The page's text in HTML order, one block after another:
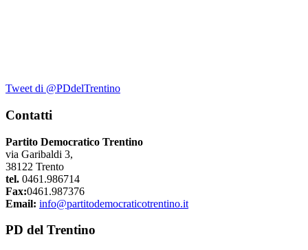
Tweet di @PDdelTrentino
Contatti
Partito Democratico Trentino
via Garibaldi 3,
38122 Trento
tel. 0461.986714
Fax:0461.987376
Email: info@partitodemocraticotrentino.it
PD del Trentino